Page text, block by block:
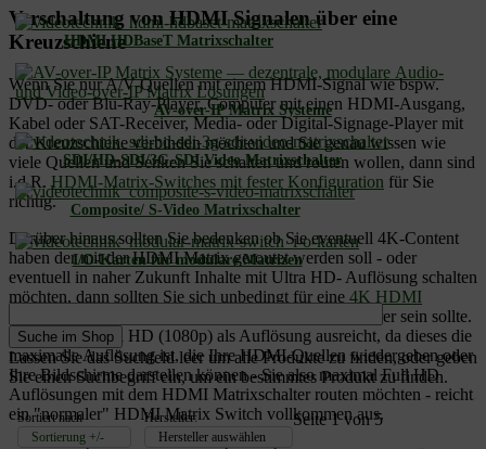
Verschaltung von HDMI Signalen über eine
Kreuzschiene
Wenn Sie nur A/V-Quellen mit einem HDMI-Signal wie bspw.
DVD- oder Blu-Ray-Player, Computer mit einen HDMI-Ausgang,
Kabel oder SAT-Receiver, Media- oder Digital-Signage-Player mit
der Kreuzschiene verbinden möchten und Sie genau wissen wie
viele Quellen und Senken Sie schalten und routen wollen, dann sind
i.d.R. HDMI-Matrix-Switches mit fester Konfiguration für Sie
richtig.
Darüber hinaus sollten Sie bedenken ob Sie eventuell 4K-Content
haben der mit der HDMI Matrix geroutet werden soll - oder
eventuell in naher Zukunft Inhalte mit Ultra HD- Auflösung schalten
möchten, dann sollten Sie sich unbedingt für eine 4K HDMI
entscheiden, auch wenn diese etwas teurer sein sollte.
Wenn Ihnen Full HD (1080p) als Auflösung ausreicht, da dieses die
maximalle Auflösung ist, die Ihre HDMI-Quellen wiedergeben oder
Ihre Bildschirme darstellen können - Sie also maximal Full HD
Auflösungen mit dem HDMI Matrixschalter routen möchten - reicht
ein "normaler" HDMI Matrix Switch vollkommen aus.
HDMI HDBaseT Matrixschalter
AV-over-IP Matrix Systeme
SDI/HD-SDI/3G-SDI Video Matrixschalter
Composite/ S-Video Matrixschalter
I/O-Karten für modulare Matrizen
Lassen Sie das Suchfeld leer um alle Produkte zu finden, oder geben
Sie einen Suchbegriff ein, um ein bestimmtes Produkt zu finden.
Sortiert nach
Sortierung +/-
Hersteller:
Hersteller auswählen
Seite 1 von 5